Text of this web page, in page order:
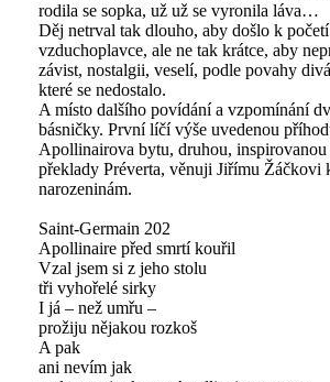
rodila se sopka, už už se vyronila láva…
Děj netrval tak dlouho, aby došlo k
vzduchoplavce, ale ne tak krátce, aby
závist, nostalgii, veselí, podle povahy
které se nedostalo.
A místo dalšího povídání a vzpomínání
básničky. První líčí výše uvedenou
Apollinairova bytu, druhou, inspirovanou
překlady Préverta, věnuji Jiřímu Žáčkovi
narozeninám.
Saint-Germain 202
Apollinaire před smrtí kouřil
Vzal jsem si z jeho stolu
tři vyhořelé sirky
I já – než umřu –
prožiju nějakou rozkoš
A pak
ani nevím jak